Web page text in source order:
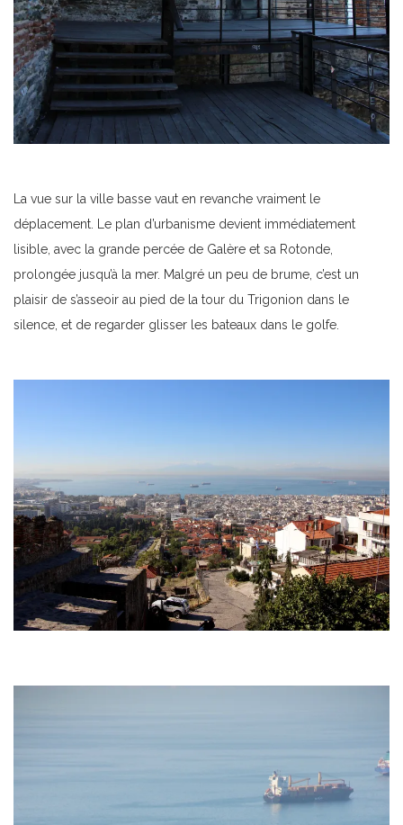
La vue sur la ville basse vaut en revanche vraiment le
déplacement. Le plan d’urbanisme devient immédiatement
lisible, avec la grande percée de Galère et sa Rotonde,
prolongée jusqu’à la mer. Malgré un peu de brume, c’est un
plaisir de s’asseoir au pied de la tour du Trigonion dans le
silence, et de regarder glisser les bateaux dans le golfe.